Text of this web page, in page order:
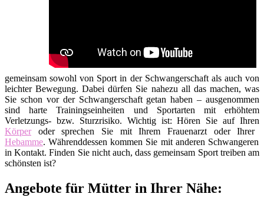
gemeinsam sowohl von Sport in der Schwangerschaft als auch von
leichter Bewegung. Dabei dürfen Sie nahezu all das machen, was
Sie schon vor der Schwangerschaft getan haben – ausgenommen
sind harte Trainingseinheiten und Sportarten mit erhöhtem
Verletzungs- bzw. Sturzrisiko. Wichtig ist: Hören Sie auf Ihren
Körperoder sprechen Sie mit Ihrem Frauenarzt oder Ihrer
Hebamme. Währenddessen kommen Sie mit anderen Schwangeren
in Kontakt. Finden Sie nicht auch, dass gemeinsam Sport treiben am
schönsten ist?
Angebote für Mütter in Ihrer Nähe: